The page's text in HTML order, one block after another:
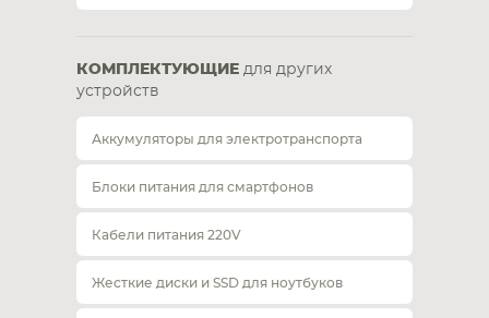
КОМПЛЕКТУЮЩИЕ для других
устройств
Аккумуляторы для электротранспорта
Блоки питания для смартфонов
Кабели питания 220V
Жесткие диски и SSD для ноутбуков